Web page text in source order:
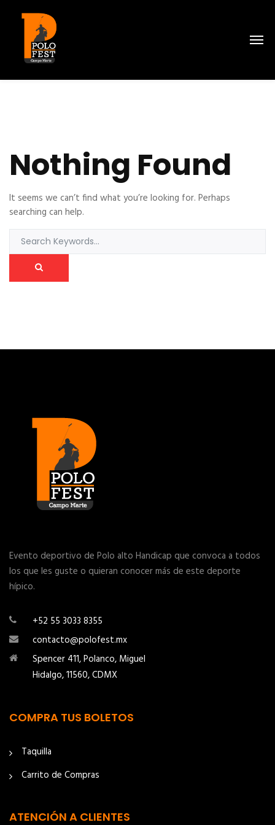
Nothing Found
It seems we can’t find what you’re looking for. Perhaps
searching can help.
Evento deportivo de Polo alto Handicap que convoca a todos
los que les guste o quieran conocer más de este deporte
hípico.
+52 55 3033 8355
contacto@polofest.mx
Spencer 411, Polanco, Miguel
Hidalgo, 11560, CDMX
COMPRA TUS BOLETOS
Taquilla
Carrito de Compras
ATENCIÓN A CLIENTES